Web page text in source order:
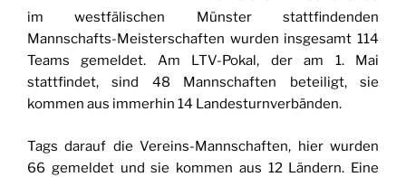
im westfälischen Münster stattfindenden
Mannschafts-Meisterschaften wurden insgesamt 114
Teams gemeldet. Am LTV-Pokal, der am 1. Mai
stattfindet, sind 48 Mannschaften beteiligt, sie
kommen aus immerhin 14 Landesturnverbänden.
Tags darauf die Vereins-Mannschaften, hier wurden
66 gemeldet und sie kommen aus 12 Ländern. Eine